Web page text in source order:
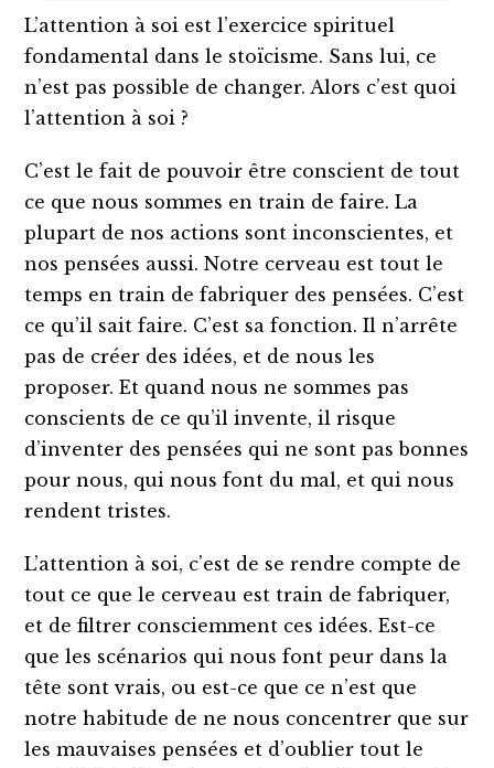
L’attention à soi est l’exercice spirituel
fondamental dans le stoïcisme. Sans lui, ce
n’est pas possible de changer. Alors c’est quoi
l’attention à soi ?
C’est le fait de pouvoir être conscient de tout
ce que nous sommes en train de faire. La
plupart de nos actions sont inconscientes, et
nos pensées aussi. Notre cerveau est tout le
temps en train de fabriquer des pensées. C’est
ce qu’il sait faire. C’est sa fonction. Il n’arrête
pas de créer des idées, et de nous les
proposer. Et quand nous ne sommes pas
conscients de ce qu’il invente, il risque
d’inventer des pensées qui ne sont pas bonnes
pour nous, qui nous font du mal, et qui nous
rendent tristes.
L’attention à soi, c’est de se rendre compte de
tout ce que le cerveau est train de fabriquer,
et de filtrer consciemment ces idées. Est-ce
que les scénarios qui nous font peur dans la
tête sont vrais, ou est-ce que ce n’est que
notre habitude de ne nous concentrer que sur
les mauvaises pensées et d’oublier tout le